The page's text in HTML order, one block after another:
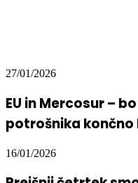
EU in Mercosur –
potrošnika končno